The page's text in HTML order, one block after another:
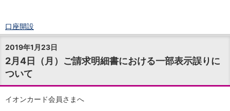
口座開設
ログイン
チャット
メニュー
商品・サービス
預金
円預金TOP
2019年1月23日
2月4日（月）ご請求明細書における一部表示誤りに
ついて
イオンカード会員さまへ